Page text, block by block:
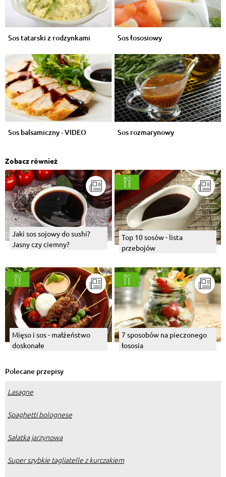
Sos tatarski z rodzynkami Sos łososiowy
Sos balsamiczny - VIDEO Sos rozmarynowy
Zobacz również
Jaki sos sojowy do sushi?
Jasny czy ciemny?
Top 10 sosów - lista
przebojów
Mięso i sos - małżeństwo
doskonałe
7 sposobów na pieczonego
łososia
Polecane przepisy
Lasagne
Spaghetti bolognese
Sałatka jarzynowa
Super szybkie tagliatelle z kurczakiem